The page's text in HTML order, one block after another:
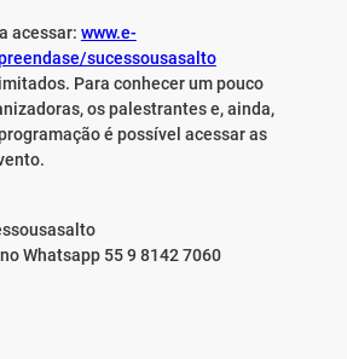
acessar: www.e-
sucessousasalto
Para conhecer um pouco
os palestrantes e, ainda,
é possível acessar as
Whatsapp 55 9 8142 7060